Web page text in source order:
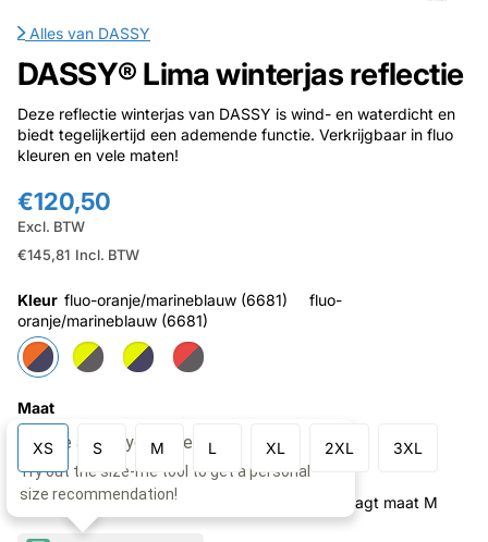
Alles van DASSY
DASSY® Lima winterjas reflectie
Deze reflectie winterjas van DASSY is wind- en waterdicht en
biedt tegelijkertijd een ademende functie. Verkrijgbaar in fluo
kleuren en vele maten!
€145,81 Incl. BTW
€120,50
Excl. BTW
Kleur fluo-oranje/marineblauw (6681)
fluo-
oranje/marineblauw (6681)
Maat
XS S M L XL 2XL 3XL
Model: 193cm lang, borstomtrek 101cm, draagt maat M